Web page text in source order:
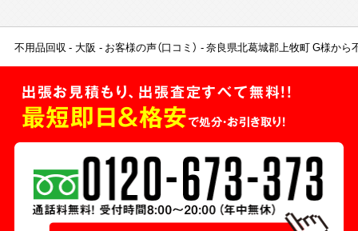
不用品回収 大阪 お客様の声（口コミ） 奈良県北葛城郡上牧町 G様から
出張お見積もり、出張査定すべて無料!!
最短即日＆格安で処分・お引き取り！